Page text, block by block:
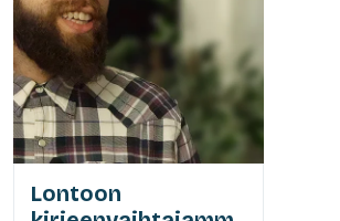
Lontoon